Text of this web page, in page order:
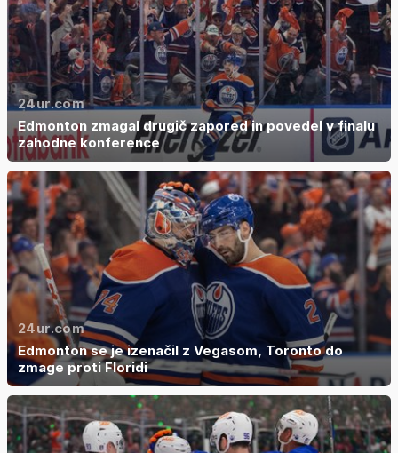
24ur.com
Edmonton zmagal drugič zapored in povedel v finalu
zahodne konference
24ur.com
Edmonton se je izenačil z Vegasom, Toronto do
zmage proti Floridi